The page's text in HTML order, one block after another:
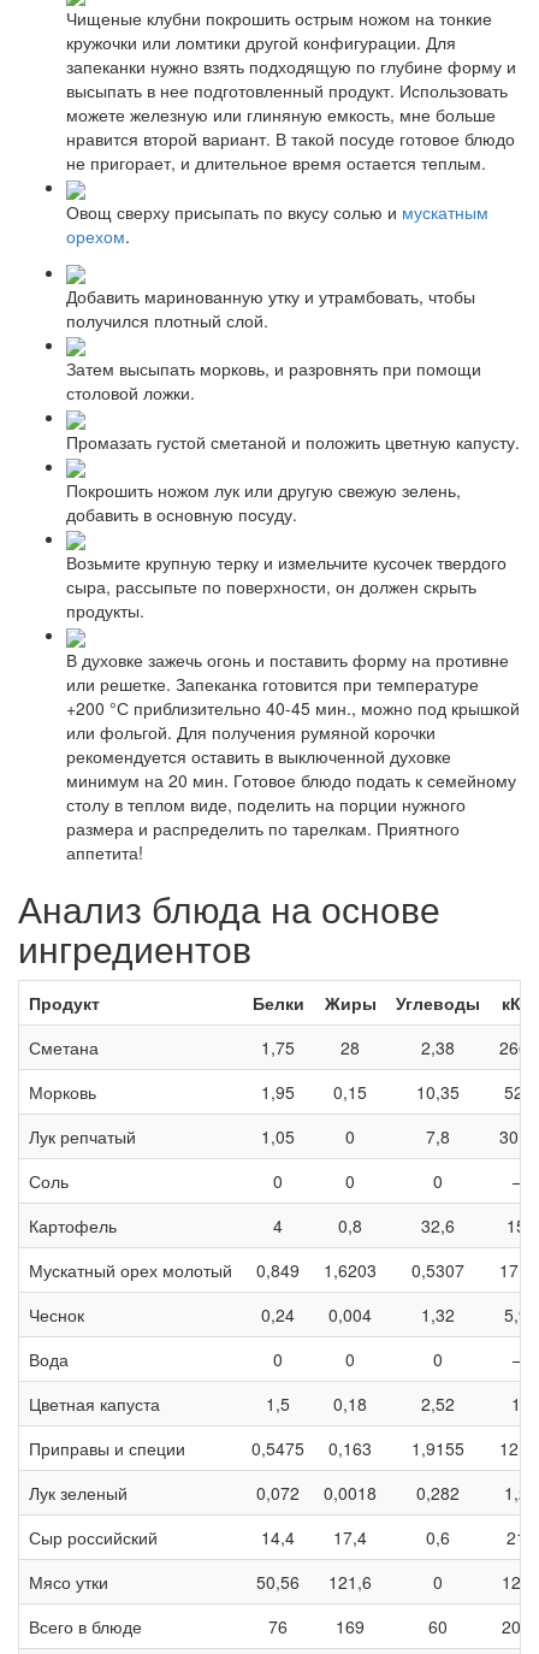
Чищеные клубни покрошить острым ножом на тонкие
кружочки или ломтики другой конфигурации. Для
запеканки нужно взять подходящую по глубине форму и
высыпать в нее подготовленный продукт. Использовать
можете железную или глиняную емкость, мне больше
нравится второй вариант. В такой посуде готовое блюдо
не пригорает, и длительное время остается теплым.
Овощ сверху присыпать по вкусу солью и мускатным
орехом.
Добавить маринованную утку и утрамбовать, чтобы
получился плотный слой.
Затем высыпать морковь, и разровнять при помощи
столовой ложки.
Промазать густой сметаной и положить цветную капусту.
Покрошить ножом лук или другую свежую зелень,
добавить в основную посуду.
Возьмите крупную терку и измельчите кусочек твердого
сыра, рассыпьте по поверхности, он должен скрыть
продукты.
В духовке зажечь огонь и поставить форму на противне
или решетке. Запеканка готовится при температуре
+200 °С приблизительно 40-45 мин., можно под крышкой
или фольгой. Для получения румяной корочки
рекомендуется оставить в выключенной духовке
минимум на 20 мин. Готовое блюдо подать к семейному
столу в теплом виде, поделить на порции нужного
размера и распределить по тарелкам. Приятного
аппетита!
Анализ блюда на основе
ингредиентов
Продукт Белки Жиры Углеводы
Сметана
1,75 28 2,38
Морковь
1,95 0,15 10,35
52,5
Лук репчатый
1,05 0 7,8
Соль
0 0 0
—
Картофель
4 0,8 32,6
154
Мускатный орех молотый
0,849 1,6203 0,5307
Чеснок
0,24 0,004 1,32
5,96
Вода
0 0 0
—
Цветная капуста
1,5 0,18 2,52
18
Приправы и специи
0,5475 0,163 1,9155
Лук зеленый
0,072 0,0018 0,282
1,26
Сыр российский
14,4 17,4 0,6
216
Мясо утки
50,56 121,6 0
1296
Всего в блюде
76 169 60
2070